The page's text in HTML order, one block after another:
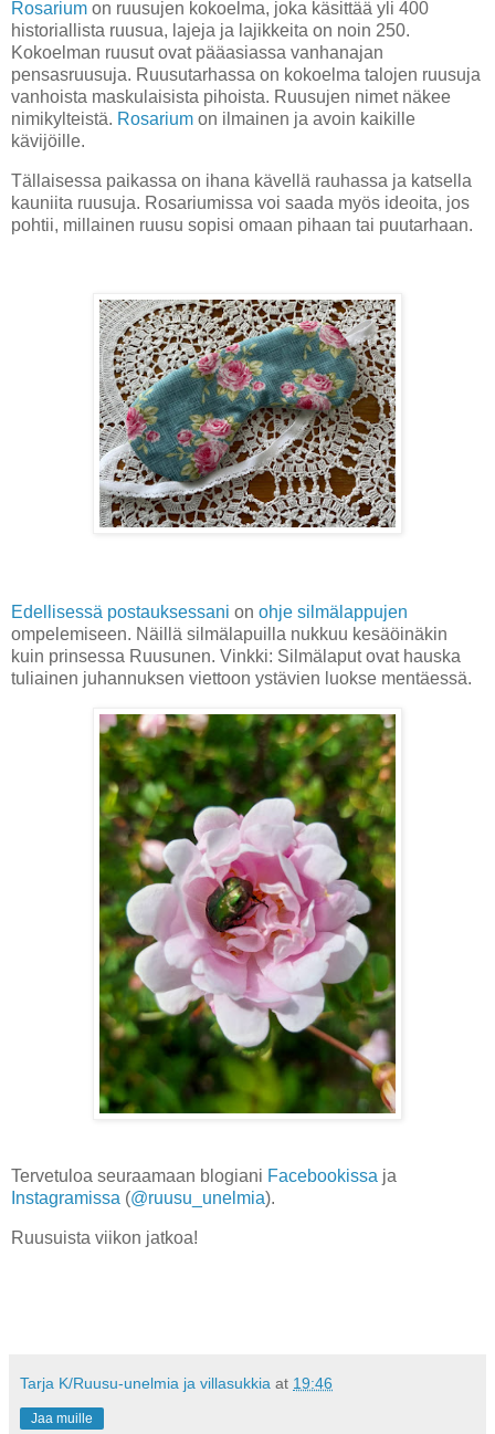
Rosarium on ruusujen kokoelma, joka käsittää yli 400
historiallista ruusua, lajeja ja lajikkeita on noin 250.
Kokoelman ruusut ovat pääasiassa vanhanajan
pensasruusuja. Ruusutarhassa on kokoelma talojen ruusuja
vanhoista maskulaisista pihoista. Ruusujen nimet näkee
nimikylteistä. Rosarium on ilmainen ja avoin kaikille
kävijöille.
Tällaisessa paikassa on ihana kävellä rauhassa ja katsella
kauniita ruusuja. Rosariumissa voi saada myös ideoita, jos
pohtii, millainen ruusu sopisi omaan pihaan tai puutarhaan.
Edellisessä postauksessani on ohje silmälappujen
ompelemiseen. Näillä silmälapuilla nukkuu kesäöinäkin
kuin prinsessa Ruusunen. Vinkki: Silmälaput ovat hauska
tuliainen juhannuksen viettoon ystävien luokse mentäessä.
Tervetuloa seuraamaan blogiani Facebookissa ja
Instagramissa (@ruusu_unelmia).
Ruusuista viikon jatkoa!
Tarja K/Ruusu-unelmia ja villasukkia at 19:46
Jaa muille